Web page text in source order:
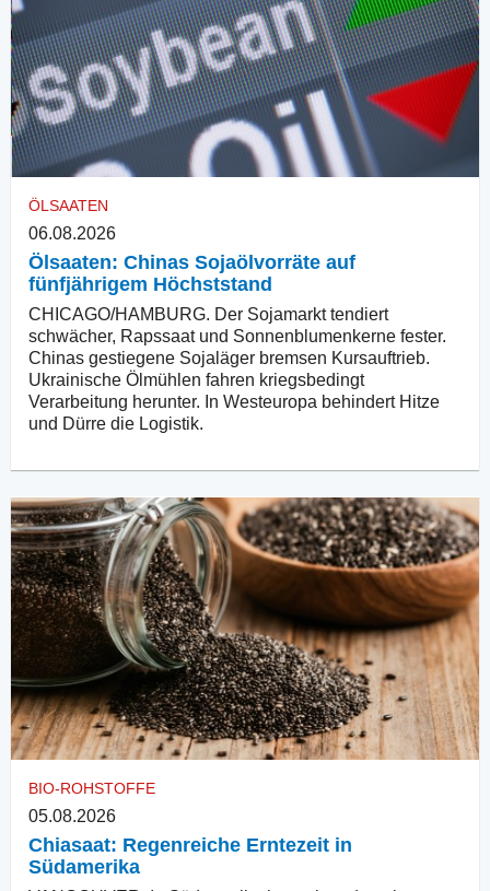
ÖLSAATEN
06.08.2026
Ölsaaten: Chinas Sojaölvorräte auf
fünfjährigem Höchststand
CHICAGO/HAMBURG. Der Sojamarkt tendiert
schwächer, Rapssaat und Sonnenblumenkerne fester.
Chinas gestiegene Sojaläger bremsen Kursauftrieb.
Ukrainische Ölmühlen fahren kriegsbedingt
Verarbeitung herunter. In Westeuropa behindert Hitze
und Dürre die Logistik.
BIO-ROHSTOFFE
05.08.2026
Chiasaat: Regenreiche Erntezeit in
Südamerika